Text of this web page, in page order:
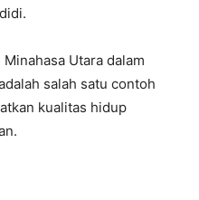
Utara dalam
salah satu contoh
kualitas hidup